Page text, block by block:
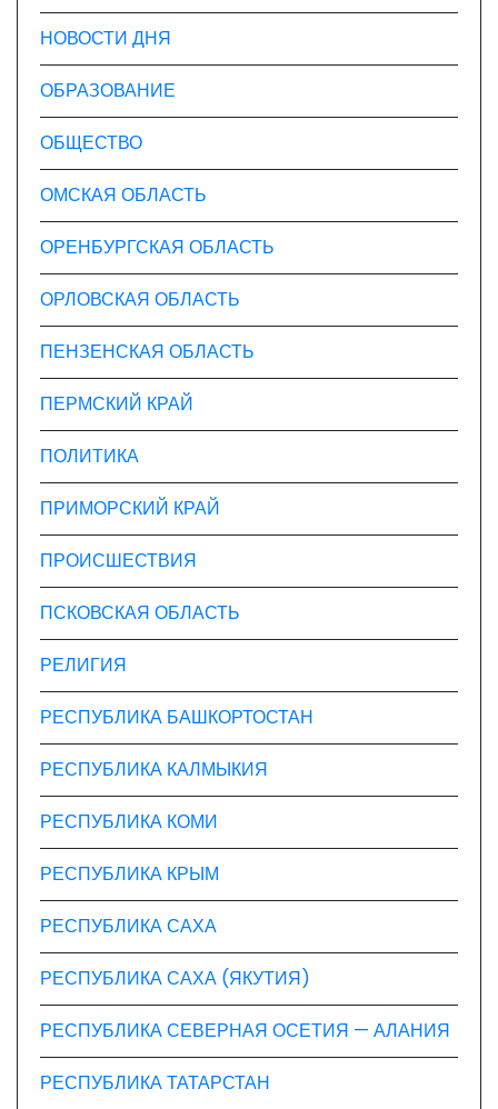
НОВОСТИ ДНЯ
ОБРАЗОВАНИЕ
ОБЩЕСТВО
ОМСКАЯ ОБЛАСТЬ
ОРЕНБУРГСКАЯ ОБЛАСТЬ
ОРЛОВСКАЯ ОБЛАСТЬ
ПЕНЗЕНСКАЯ ОБЛАСТЬ
ПЕРМСКИЙ КРАЙ
ПОЛИТИКА
ПРИМОРСКИЙ КРАЙ
ПРОИСШЕСТВИЯ
ПСКОВСКАЯ ОБЛАСТЬ
РЕЛИГИЯ
РЕСПУБЛИКА БАШКОРТОСТАН
РЕСПУБЛИКА КАЛМЫКИЯ
РЕСПУБЛИКА КОМИ
РЕСПУБЛИКА КРЫМ
РЕСПУБЛИКА САХА
РЕСПУБЛИКА САХА (ЯКУТИЯ)
РЕСПУБЛИКА СЕВЕРНАЯ ОСЕТИЯ — АЛАНИЯ
РЕСПУБЛИКА ТАТАРСТАН